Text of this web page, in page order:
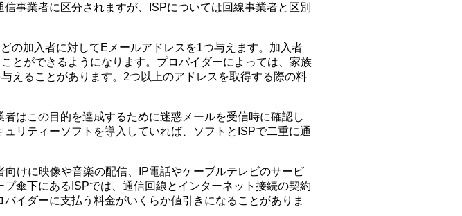
事業者に区分されますが、ISPについては回線事業者と区別
の加入者に対してEメールアドレスを1つ与えます。加入者
とができるようになります。プロバイダーによっては、家族
えることがあります。2つ以上のアドレスを取得する際の料
はこの目的を達成するために迷惑メールを受信時に確認し
リティーソフトを導入していれば、ソフトとISPで二重に通
けに映像や音楽の配信、IP電話やケーブルテレビのサービ
傘下にあるISPでは、通信回線とインターネット接続の契約
イダーに支払う料金がいくらか値引きになることがありま